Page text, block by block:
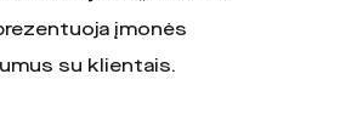
įmonės
su klientais.